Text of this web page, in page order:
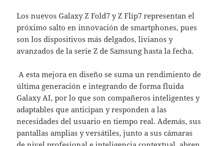
Los nuevos Galaxy Z Fold7 y Z Flip7 representan el
próximo salto en innovación de smartphones, pues
son los dispositivos más delgados, livianos y
avanzados de la serie Z de Samsung hasta la fecha.
A esta mejora en diseño se suma un rendimiento de
última generación e integrando de forma fluida
Galaxy AI, por lo que son compañeros inteligentes y
adaptables que anticipan y responden a las
necesidades del usuario en tiempo real. Además, sus
pantallas amplias y versátiles, junto a sus cámaras